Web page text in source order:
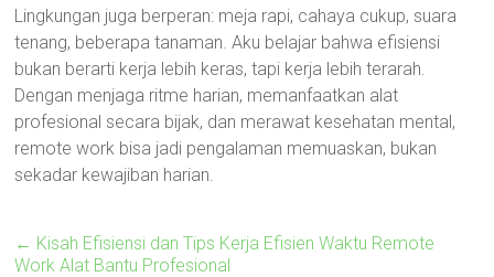
Lingkungan juga berperan: meja rapi, cahaya cukup, suara
tenang, beberapa tanaman. Aku belajar bahwa efisiensi
bukan berarti kerja lebih keras, tapi kerja lebih terarah.
Dengan menjaga ritme harian, memanfaatkan alat
profesional secara bijak, dan merawat kesehatan mental,
remote work bisa jadi pengalaman memuaskan, bukan
sekadar kewajiban harian.
← Kisah Efisiensi dan Tips Kerja Efisien Waktu Remote
Work Alat Bantu Profesional